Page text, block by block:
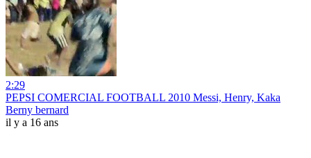
2:29
PEPSI COMERCIAL FOOTBALL 2010 Messi, Henry, Kaka
Berny bernard
il y a 16 ans